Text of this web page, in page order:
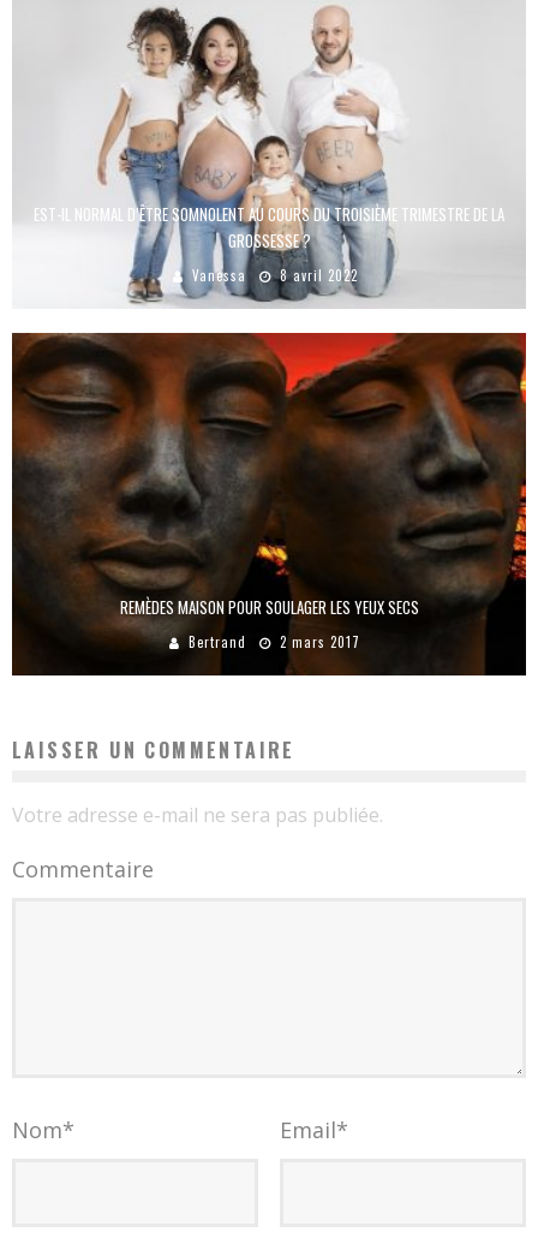
EST-IL NORMAL D’ÊTRE SOMNOLENT AU COURS DU TROISIÈME TRIMESTRE DE LA
GROSSESSE ?
Vanessa 8 avril 2022
REMÈDES MAISON POUR SOULAGER LES YEUX SECS
Bertrand 2 mars 2017
LAISSER UN COMMENTAIRE
Votre adresse e-mail ne sera pas publiée.
Commentaire
Nom* Email*